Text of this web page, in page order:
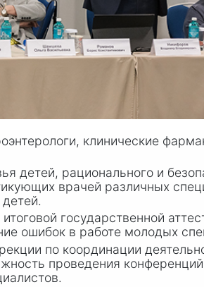
клинические
детей, рационального и
врачей различных
государственной
ошибок в работе молодых
по координации
проведения